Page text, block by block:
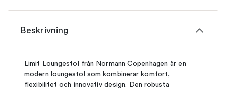
Beskrivning
Limit Loungestol från Normann Copenhagen är en
modern loungestol som kombinerar komfort,
flexibilitet och innovativ design. Den robusta